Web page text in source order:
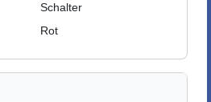
Schalter
Rot